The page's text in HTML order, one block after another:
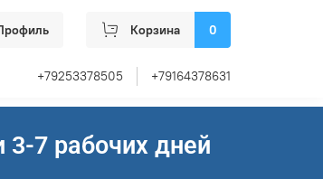
Корзина 0
+79253378505 +79164378631
3-7 рабочих дней